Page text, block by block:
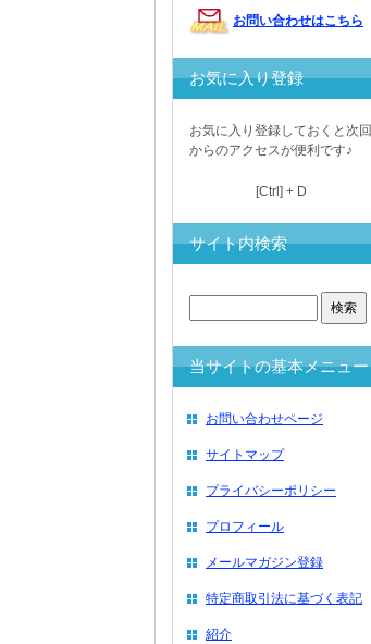
お問い合わせはこちら
お気に入り登録
お気に入り登録しておくと次回
からのアクセスが便利です♪
[Ctrl] + D
サイト内検索
当サイトの基本メニュー
お問い合わせページ
サイトマップ
プライバシーポリシー
プロフィール
メールマガジン登録
特定商取引法に基づく表記
紹介